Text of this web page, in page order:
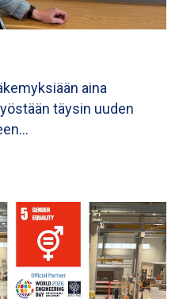
aina
täysin uuden